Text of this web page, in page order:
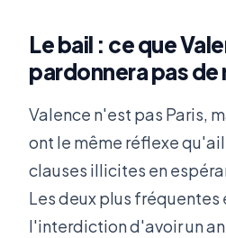
Le bail : ce que
pardonnera pas de
Valence n'est pas Paris,
ont le même réflexe
clauses illicites en
Les deux plus fréquentes
l'interdiction d'avoir un